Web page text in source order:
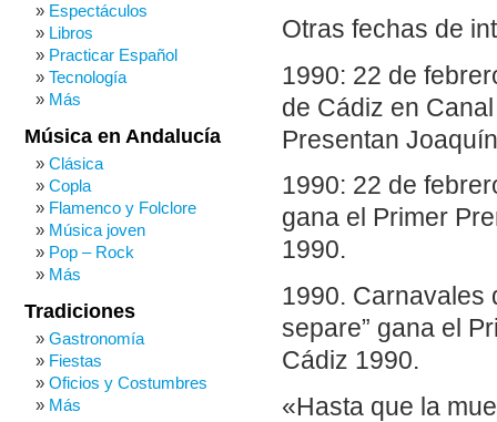
Otras fechas de
1990: 22 de
de Cádiz en
Presentan
1990: 22 de
gana el Primer
1990.
1990. Carnavales
separe” gana el
Cádiz 1990.
«Hasta que la
Espectáculos
Libros
Practicar Español
Tecnología
Más
Música en Andalucía
Clásica
Copla
Flamenco y Folclore
Música joven
Pop – Rock
Más
Tradiciones
Gastronomía
Fiestas
Oficios y Costumbres
Más